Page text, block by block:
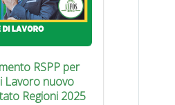
RSPP per
Lavoro nuovo
Regioni 2025